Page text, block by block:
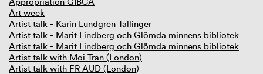
Art week
Artist talk - Karin Lundgren Tallinger
Artist talk - Marit Lindberg och Glömda minnens bibliotek
Artist talk - Marit Lindberg och Glömda minnens bibliotek
Artist talk with Moi Tran (London)
Artist talk with FR AUD (London)